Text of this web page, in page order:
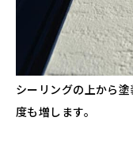
シーリングの上から
度も増します。